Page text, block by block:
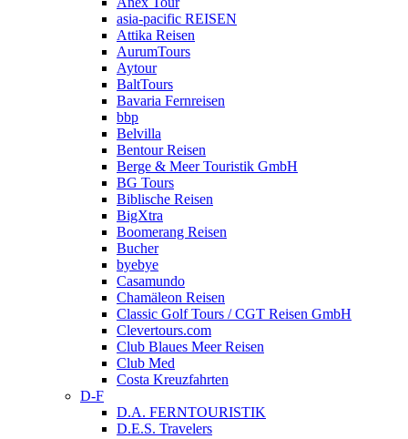
asia-pacific REISEN
Attika Reisen
AurumTours
Aytour
BaltTours
Bavaria Fernreisen
bbp
Belvilla
Bentour Reisen
Berge & Meer Touristik GmbH
BG Tours
Biblische Reisen
BigXtra
Boomerang Reisen
Bucher
byebye
Casamundo
Chamäleon Reisen
Classic Golf Tours / CGT Reisen GmbH
Clevertours.com
Club Blaues Meer Reisen
Club Med
Costa Kreuzfahrten
D-F
D.A. FERNTOURISTIK
D.E.S. Travelers